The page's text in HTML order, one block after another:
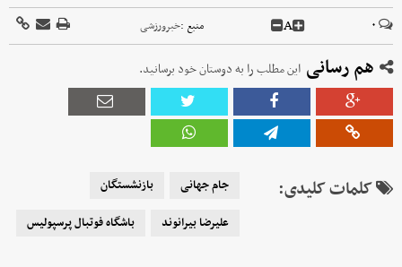
۰ A منبع :خبرورزشی
هم رسانی این مطلب را به دوستان خود برسانید.
کلمات کلیدی: جام جهانی
بازنشستگان
علیرضا بیرانوند
باشگاه فوتبال پرسپولیس